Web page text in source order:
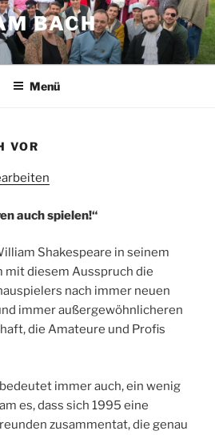
BACH
Menü
VOR
auch spielen!“
Shakespeare in seinem
diesem Ausspruch die
nach immer neuen
immer außergewöhnlicheren
die Amateure und Profis
immer auch, ein wenig
es, dass sich 1995 eine
zusammentat, die genau